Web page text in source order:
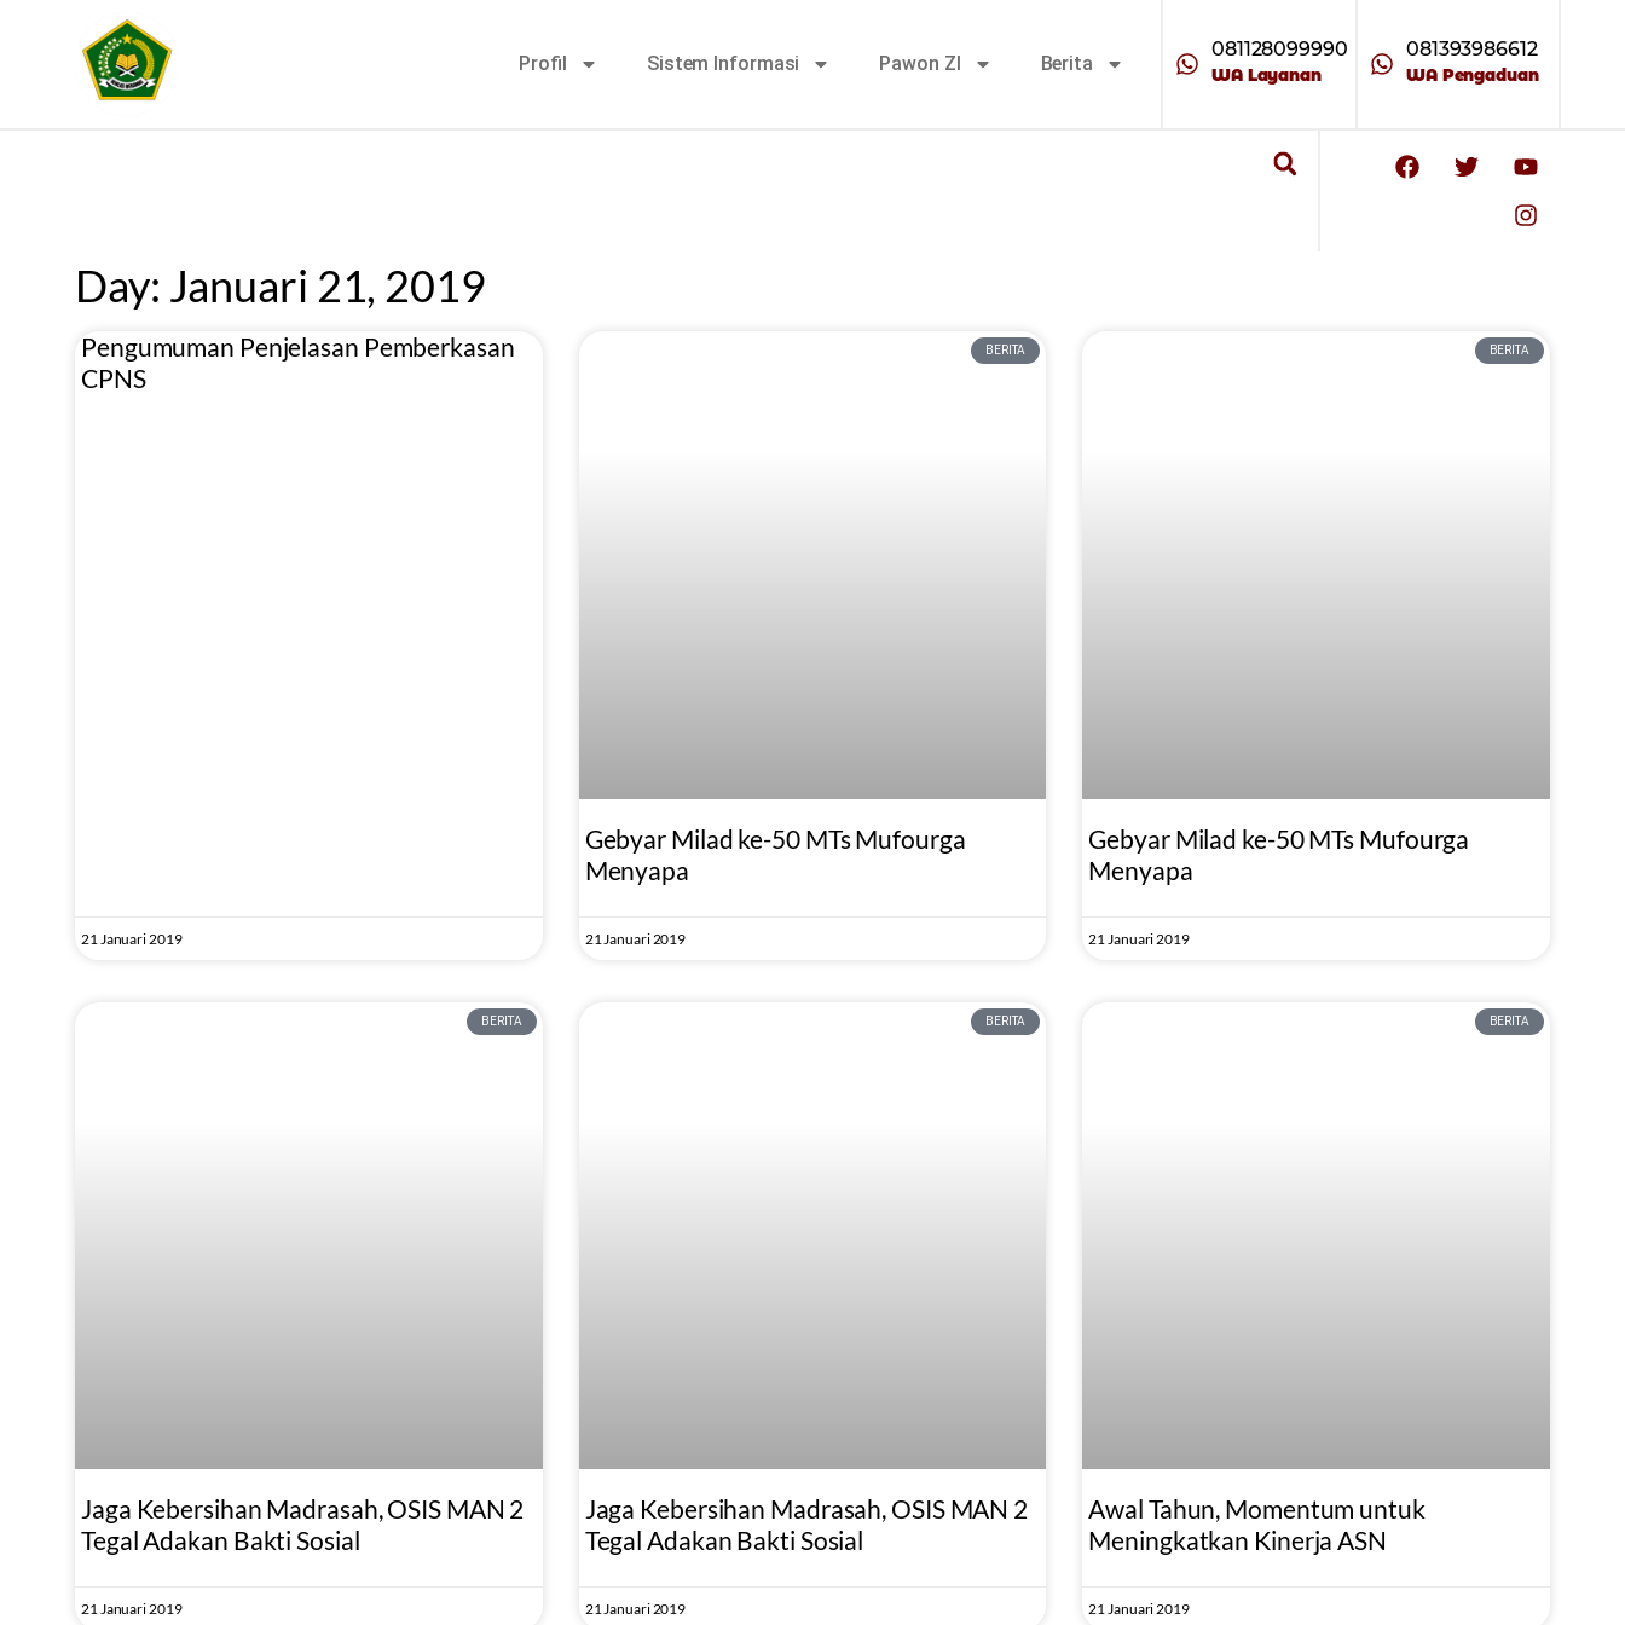
Profil Sistem Informasi Pawon ZI Berita
081128099990
WA Layanan
081393986612
WA Pengaduan
Day: Januari 21, 2019
Pengumuman Penjelasan Pemberkasan
CPNS
21 Januari 2019
BERITA
Gebyar Milad ke-50 MTs Mufourga
Menyapa
21 Januari 2019
BERITA
Gebyar Milad ke-50 MTs Mufourga
Menyapa
21 Januari 2019
BERITA
Jaga Kebersihan Madrasah, OSIS MAN 2
Tegal Adakan Bakti Sosial
21 Januari 2019
BERITA
Jaga Kebersihan Madrasah, OSIS MAN 2
Tegal Adakan Bakti Sosial
21 Januari 2019
BERITA
Awal Tahun, Momentum untuk
Meningkatkan Kinerja ASN
21 Januari 2019